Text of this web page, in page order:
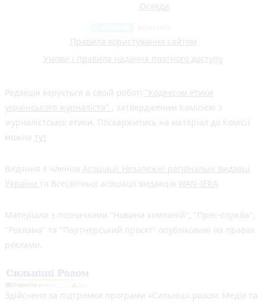
Огляди
Правила користування сайтом
Умови і правила надання платного доступу
Редакція керується в своїй роботі "Кодексом етики
українського журналіста" , затвердженим Комісією з
журналістської етики. Поскаржитись на матеріал до Комісії
можна тут
Видання є членом Асоціації Незалежні регіональні видавці
України та Всесвітньої асоціації видавців WAN-IFRA
Матеріали з позначками "Новини компаній", "Прес-служба",
"Реклама" та "Партнерський проєкт" опубліковані на правах
реклами.
Здійснено за підтримки програми «Сильніші разом: Медіа та